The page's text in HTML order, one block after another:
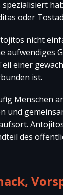
oder
nicht
aufwendiges
einer
ist.
Menschen
und
des